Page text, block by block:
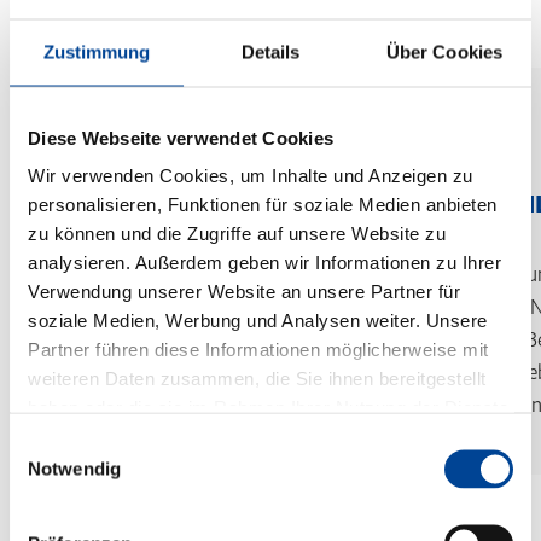
Zustimmung Details Über Cookies
Diese Webseite verwendet Cookies
Wir verwenden Cookies, um Inhalte und Anzeigen zu
personalisieren, Funktionen für soziale Medien anbieten
zu können und die Zugriffe auf unsere Website zu
analysieren. Außerdem geben wir Informationen zu Ihrer
Verwendung unserer Website an unsere Partner für
soziale Medien, Werbung und Analysen weiter. Unsere
Partner führen diese Informationen möglicherweise mit
weiteren Daten zusammen, die Sie ihnen bereitgestellt
Notwendig
FH Münster
Ostfalia Hochschule für angewandte
Ausbildung:
Straßenbauer (m/w/d)
Kanalbauer (m/w/d)
Maurer (m/w/d)
Spezialtiefbauer (m/w/d)
Beton- und Stahlbetonbauer (m/w/d)
Hochschule 21 (Buxtehude)
Hoch- und Schlüsselfertigbau (Hannover)
Hoch- und Schlüsselfertigbau (Hamburg)
Tief-, Kanal- und Straßenbau (Hamburg)
Technisches Facility Management
(Fach-)Hochschule:
Hochschule für Wirtschaft und Recht (HWR)
Praxisphasen:
DEPENBROCK Gebäudemanagement (Bielefeld)
URLAUB
Wer jeden Tag alles gibt, muss auch mal
runterkommen. Dafür bekommst du
bei uns 30 Tage Urlaub und
Urlaubsgeld.
Mach dir
Lernmittel,
zur